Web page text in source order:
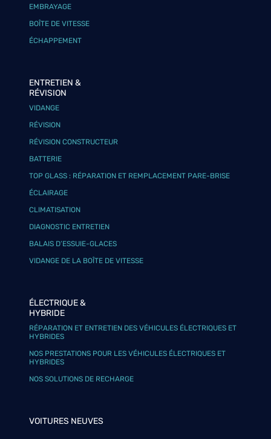
EMBRAYAGE
BOÎTE DE VITESSE
ÉCHAPPEMENT
ENTRETIEN &
RÉVISION
VIDANGE
RÉVISION
RÉVISION CONSTRUCTEUR
BATTERIE
TOP GLASS : RÉPARATION ET REMPLACEMENT PARE-BRISE
ÉCLAIRAGE
CLIMATISATION
DIAGNOSTIC ENTRETIEN
BALAIS D’ESSUIE-GLACES
VIDANGE DE LA BOÎTE DE VITESSE
ÉLECTRIQUE &
HYBRIDE
RÉPARATION ET ENTRETIEN DES VÉHICULES ÉLECTRIQUES ET
HYBRIDES
NOS PRESTATIONS POUR LES VÉHICULES ÉLECTRIQUES ET
HYBRIDES
NOS SOLUTIONS DE RECHARGE
VOITURES NEUVES